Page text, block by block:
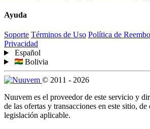
Ayuda
Soporte Términos de Uso Política de
Privacidad
Español
Bolivia
© 2011 - 2026
Nuuvem es el proveedor de este servicio y
de las ofertas y transacciones en este sitio,
legislación aplicable.